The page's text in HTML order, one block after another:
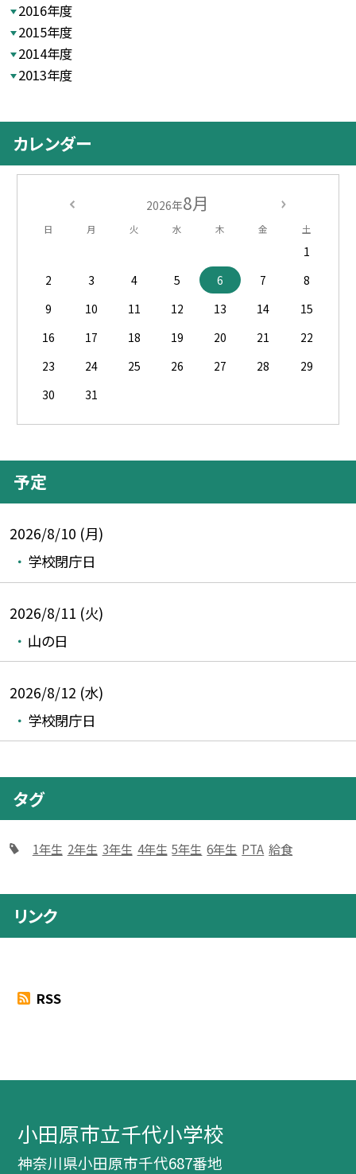
2016年度
2015年度
2014年度
2013年度
カレンダー
2026年8月
日 月 火 水 木 金 土
1
2
3 4 5 6 7
8
9
10 11 12 13 14
15
16
17 18 19 20 21
22
23
24 25 26 27 28
29
30
31
予定
2026/8/10 (月)
学校閉庁日
2026/8/11 (火)
山の日
2026/8/12 (水)
学校閉庁日
タグ
1年生 2年生 3年生 4年生 5年生 6年生 PTA 給食
リンク
RSS
小田原市立千代小学校
神奈川県小田原市千代687番地